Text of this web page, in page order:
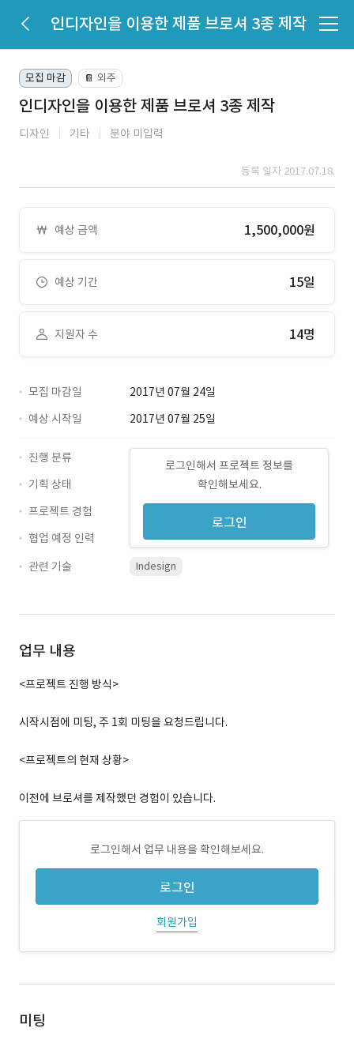
인디자인을 이용한 제품 브로셔 3종 제작
모집 마감 📔 외주
인디자인을 이용한 제품 브로셔 3종 제작
디자인 기타 분야 미입력
등록 일자 2017.07.18.
예상 금액 1,500,000원
예상 기간 15일
지원자 수 14명
모집 마감일
2017년 07월 24일
예상 시작일
2017년 07월 25일
로그인해서 프로젝트 정보를
확인해보세요.
로그인
진행 분류
기획 상태
프로젝트 경험
협업 예정 인력
관련 기술
Indesign
업무 내용
<프로젝트 진행 방식>
시작시점에 미팅, 주 1회 미팅을 요청드립니다.
<프로젝트의 현재 상황>
이전에 브로셔를 제작했던 경험이 있습니다.
로그인해서 업무 내용을 확인해보세요.
로그인
회원가입
미팅